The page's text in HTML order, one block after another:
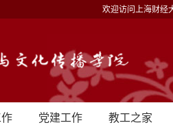
欢迎访问上海财经
党建工作 教工之家